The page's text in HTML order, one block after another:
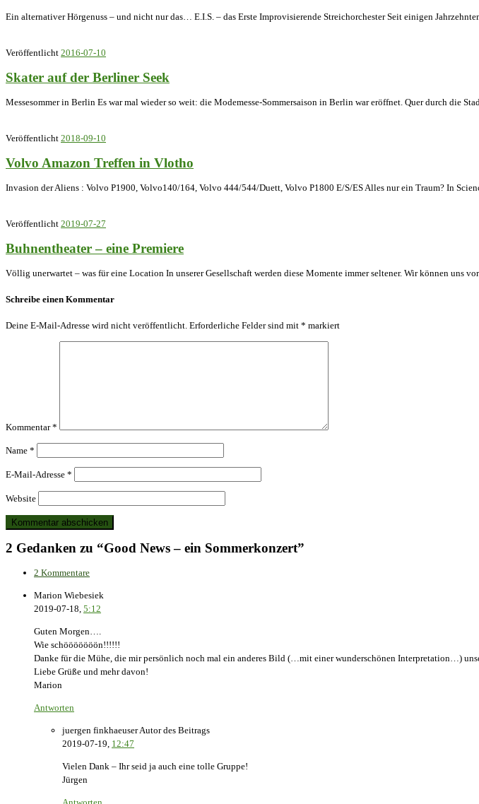
Ein alternativer Hörgenuss – und nicht nur das… E.I.S. – das Erste Improvisierende Streichorchester Seit einigen
Veröffentlicht 2016-07-10
Skater auf der Berliner Seek
Messesommer in Berlin Es war mal wieder so weit: die Modemesse-Sommersaison in Berlin war eröffnet. Quer durch die
Veröffentlicht 2018-09-10
Volvo Amazon Treffen in Vlotho
Invasion der Aliens : Volvo P1900, Volvo140/164, Volvo 444/544/Duett, Volvo P1800 E/S/ES Alles nur ein Traum? In
Veröffentlicht 2019-07-27
Buhnentheater – eine Premiere
Völlig unerwartet – was für eine Location In unserer Gesellschaft werden diese Momente immer seltener. Wir können uns
Schreibe einen Kommentar
Deine E-Mail-Adresse wird nicht veröffentlicht. Erforderliche Felder sind mit * markiert
Kommentar*
Name *
E-Mail-Adresse *
Website
2 Gedanken zu “Good News – ein Sommerkonzert”
2 Kommentare
Marion Wiebesiek
2019-07-18, 5:12
Guten Morgen….
Wie schööööööön!!!!!!
Danke für die Mühe, die mir persönlich noch mal ein anderes Bild (…mit einer wunderschönen Interpretation…)
Liebe Grüße und mehr davon!
Marion
Antworten
juergen finkhaeuserAutor des Beitrags
2019-07-19, 12:47
Vielen Dank – Ihr seid ja auch eine tolle Gruppe!
Jürgen